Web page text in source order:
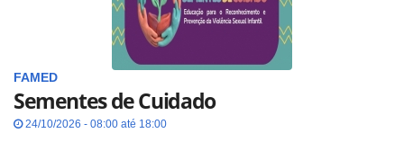
FAMED
Sementes de Cuidado
24/10/2026 - 08:00 até 18:00